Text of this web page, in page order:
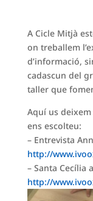
A Cicle Mitjà
on treballem
d’informació,
cadascun del
taller que
Aquí us
ens escolteu:
– Entrevista
http://
– Santa Cecília
http://